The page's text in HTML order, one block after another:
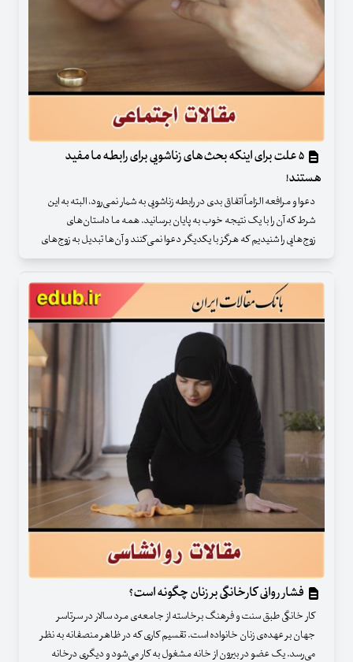
۵ علت برای اینکه بحث‌های زناشویی برای رابطه ما مفید
هستند!
دعوا و مرافعه الزاماً اتفاق بدی در رابطه زناشویی به شمار نمی‌رود، البته به این
شرط که آن را با یک نتیجه خوب به پایان برسانید. همه ما داستان‌های
زوج‌هایی را شنیدیم که هرگز با یکدیگر دعوا نمی‌کنند و آن‌ها تبدیل به زوج‌های
فشار روانی کارخانگی بر زنان چگونه است؟
کار خانگی طبق سنت‌ و فرهنگ برخاسته از جامعه‌ی مرد سالار در سرتاسر
جهان بر عهده‌ی زنان خانواده است. تقسیم کاری که در ظاهر منصفانه به نظر
می‌رسد. یک عضو در بیرون از خانه مشغول به کار می‌شود و دیگری درخانه